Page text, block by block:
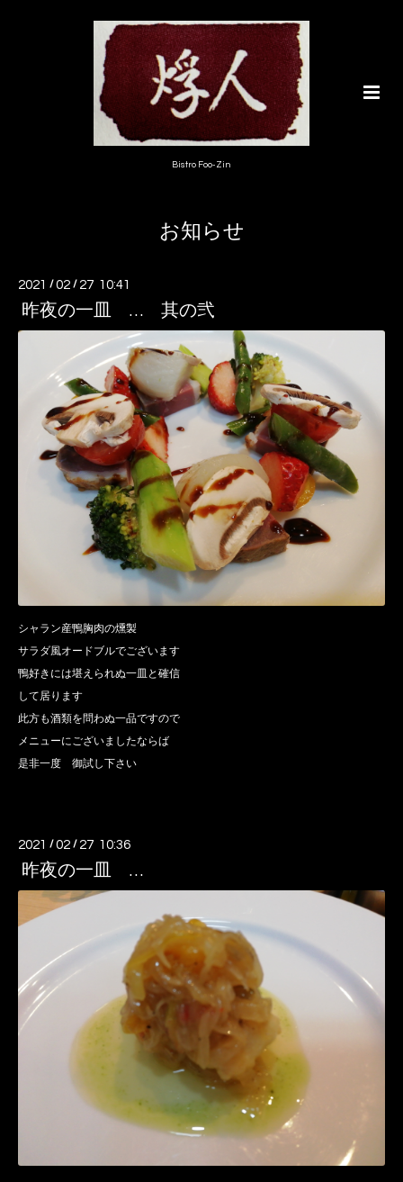
Bistro Foo-Zin
お知らせ
2021 /02 / 27 10:41
昨夜の一皿 … 其の弐
シャラン産鴨胸肉の燻製
サラダ風オードブルでございます
鴨好きには堪えられぬ一皿と確信
して居ります
此方も酒類を問わぬ一品ですので
メニューにございましたならば
是非一度 御試し下さい
2021 /02 / 27 10:36
昨夜の一皿 …